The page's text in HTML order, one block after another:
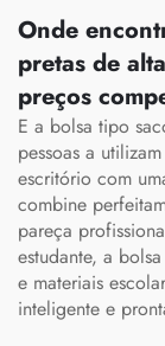
Sapatos,
Viagem,
Duffel
Onde
pretas de
preços
E a bolsa tipo
pessoas a
escritório com
combine
pareça
estudante, a
e materiais
inteligente e